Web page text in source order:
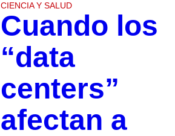
CIENCIA Y SALUD
Cuando los
“data
centers”
afectan a